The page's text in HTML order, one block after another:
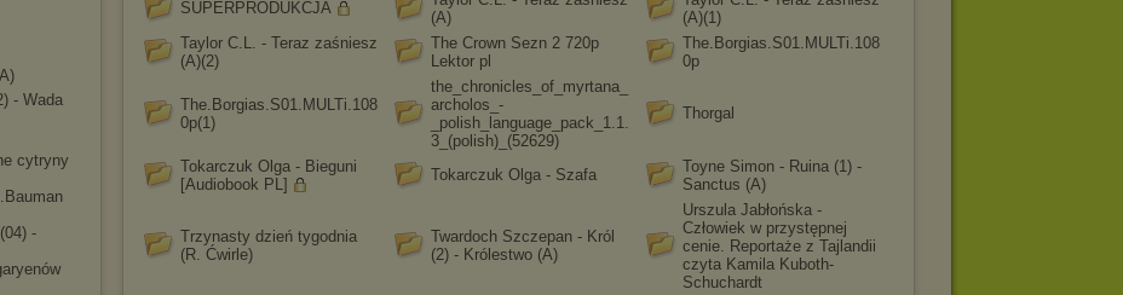
- Wada
cytryny
-
SUPERPRODUKCJA
(A)
(A)(1)
Taylor C.L. - Teraz zaśniesz
(A)(2)
The Crown Sezn 2 720p
Lektor pl
The.Borgias.S01.MULTi.108
0p
The.Borgias.S01.MULTi.108
0p(1)
the_chronicles_of_myrtana_
archolos_-
_polish_language_pack_1.1.
3_(polish)_(52629)
Thorgal
Tokarczuk Olga - Bieguni
[Audiobook PL]
Tokarczuk Olga - Szafa
Toyne Simon - Ruina (1) -
Sanctus (A)
Trzynasty dzień tygodnia
(R. Ćwirle)
Twardoch Szczepan - Król
(2) - Królestwo (A)
Urszula Jabłońska -
Człowiek w przystępnej
cenie. Reportaże z Tajlandii
czyta Kamila Kuboth-
Schuchardt